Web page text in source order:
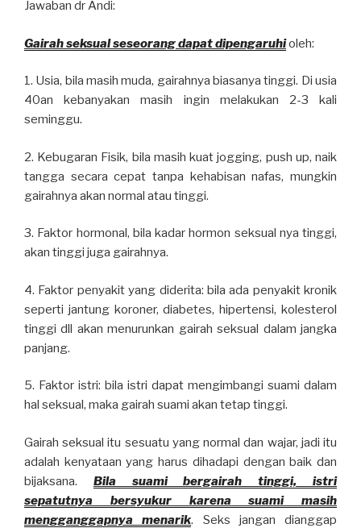
Jawaban dr Andi:
Gairah seksual seseorang dapat dipengaruhioleh:
1. Usia, bila masih muda, gairahnya biasanya tinggi. Di usia
40an kebanyakan masih ingin melakukan 2-3 kali
seminggu.
2. Kebugaran Fisik, bila masih kuat jogging, push up, naik
tangga secara cepat tanpa kehabisan nafas, mungkin
gairahnya akan normal atau tinggi.
3. Faktor hormonal, bila kadar hormon seksual nya tinggi,
akan tinggi juga gairahnya.
4. Faktor penyakit yang diderita: bila ada penyakit kronik
seperti jantung koroner, diabetes, hipertensi, kolesterol
tinggi dll akan menurunkan gairah seksual dalam jangka
panjang.
5. Faktor istri: bila istri dapat mengimbangi suami dalam
hal seksual, maka gairah suami akan tetap tinggi.
Gairah seksual itu sesuatu yang normal dan wajar, jadi itu
adalah kenyataan yang harus dihadapi dengan baik dan
bijaksana. Bila suami bergairah tinggi, istri
sepatutnya bersyukur karena suami masih
mengganggapnya menarik. Seks jangan dianggap